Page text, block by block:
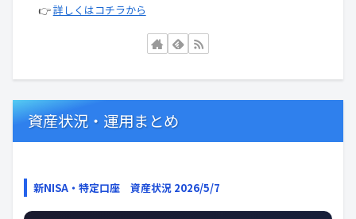
👉詳しくはコチラから
資産状況・運用まとめ
新NISA・特定口座 資産状況 2026/5/7